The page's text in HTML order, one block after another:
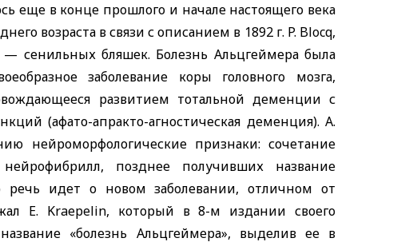
еще в конце прошлого и начале настоящего века
возраста в связи с описанием в 1892 г. P. Blocq,
— сенильных бляшек. Болезнь Альцгеймера была
заболевание коры головного мозга,
развитием тотальной деменции с
(афато-апракто-агностическая деменция). A.
нейроморфологические признаки: сочетание
позднее получивших название
речь идет о новом заболевании, отличном от
E. Kraepelin, который в 8-м издании своего
«болезнь Альцгеймера», выделив ее в